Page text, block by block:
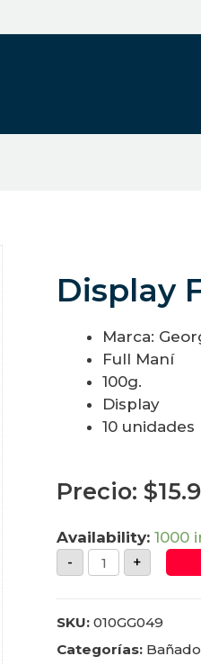
Display
Marca:
Full Maní
100g.
Display
10 unidades
Precio: $
Availability: 1000
- +
SKU: 010GG049
Categorías: